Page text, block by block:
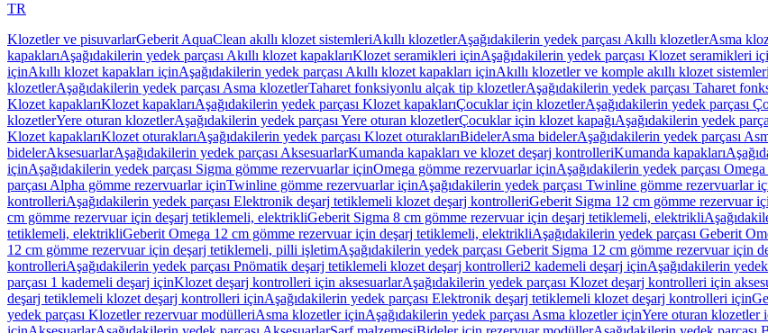
TR
Klozetler ve pisuvarlarGeberit AquaClean akıllı klozet sistemleriAkıllı klozetlerAşağıdakilerin yedek parçası Akıllı klozetlerAsma
kapaklarıAşağıdakilerin yedek parçası Akıllı klozet kapaklarıKlozet seramikleri içinAşağıdakilerin yedek parçası Klozet seramikleri
içinAkıllı klozet kapakları içinAşağıdakilerin yedek parçası Akıllı klozet kapakları içinAkıllı klozetler ve komple akıllı klozet
klozetlerAşağıdakilerin yedek parçası Asma klozetlerTaharet fonksiyonlu alçak tip klozetlerAşağıdakilerin yedek parçası Taharet
Klozet kapaklarıKlozet kapaklarıAşağıdakilerin yedek parçası Klozet kapaklarıÇocuklar için klozetlerAşağıdakilerin yedek parçası
klozetlerYere oturan klozetlerAşağıdakilerin yedek parçası Yere oturan klozetlerÇocuklar için klozet kapağıAşağıdakilerin yedek
Klozet kapaklarıKlozet oturaklarıAşağıdakilerin yedek parçası Klozet oturaklarıBidelerAsma bidelerAşağıdakilerin yedek parçası
bidelerAksesuarlarAşağıdakilerin yedek parçası AksesuarlarKumanda kapakları ve klozet deşarj kontrolleriKumanda kapakları
içinAşağıdakilerin yedek parçası Sigma gömme rezervuarlar içinOmega gömme rezervuarlar içinAşağıdakilerin yedek parçası
parçası Alpha gömme rezervuarlar içinTwinline gömme rezervuarlar içinAşağıdakilerin yedek parçası Twinline gömme rezervuarlar
kontrolleriAşağıdakilerin yedek parçası Elektronik deşarj tetiklemeli klozet deşarj kontrolleriGeberit Sigma 12 cm gömme rezervuar
cm gömme rezervuar için deşarj tetiklemeli, elektrikliGeberit Sigma 8 cm gömme rezervuar için deşarj tetiklemeli, elektrikli
tetiklemeli, elektrikliGeberit Omega 12 cm gömme rezervuar için deşarj tetiklemeli, elektrikliAşağıdakilerin yedek parçası Geberit
12 cm gömme rezervuar için deşarj tetiklemeli, pilli işletimAşağıdakilerin yedek parçası Geberit Sigma 12 cm gömme rezervuar için
kontrolleriAşağıdakilerin yedek parçası Pnömatik deşarj tetiklemeli klozet deşarj kontrolleri2 kademeli deşarj içinAşağıdakilerin
parçası 1 kademeli deşarj içinKlozet deşarj kontrolleri için aksesuarlarAşağıdakilerin yedek parçası Klozet deşarj kontrolleri için
deşarj tetiklemeli klozet deşarj kontrolleri içinAşağıdakilerin yedek parçası Elektronik deşarj tetiklemeli klozet deşarj kontrolleri için
yedek parçası Klozetler rezervuar modülleriAsma klozetler içinAşağıdakilerin yedek parçası Asma klozetler içinYere oturan klozetler